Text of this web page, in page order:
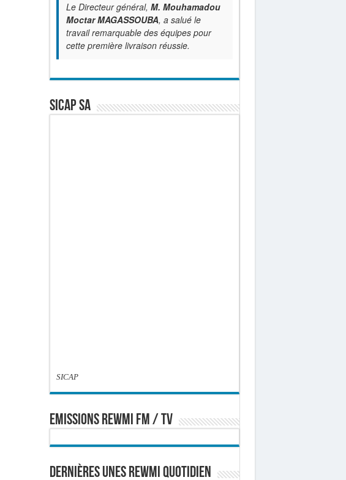
Le Directeur général, M. Mouhamadou
Moctar MAGASSOUBA, a salué le
travail remarquable des équipes pour
cette première livraison réussie.
SICAP SA
SICAP
EMISSIONS REWMI FM / TV
Dernières Unes Rewmi Quotidien